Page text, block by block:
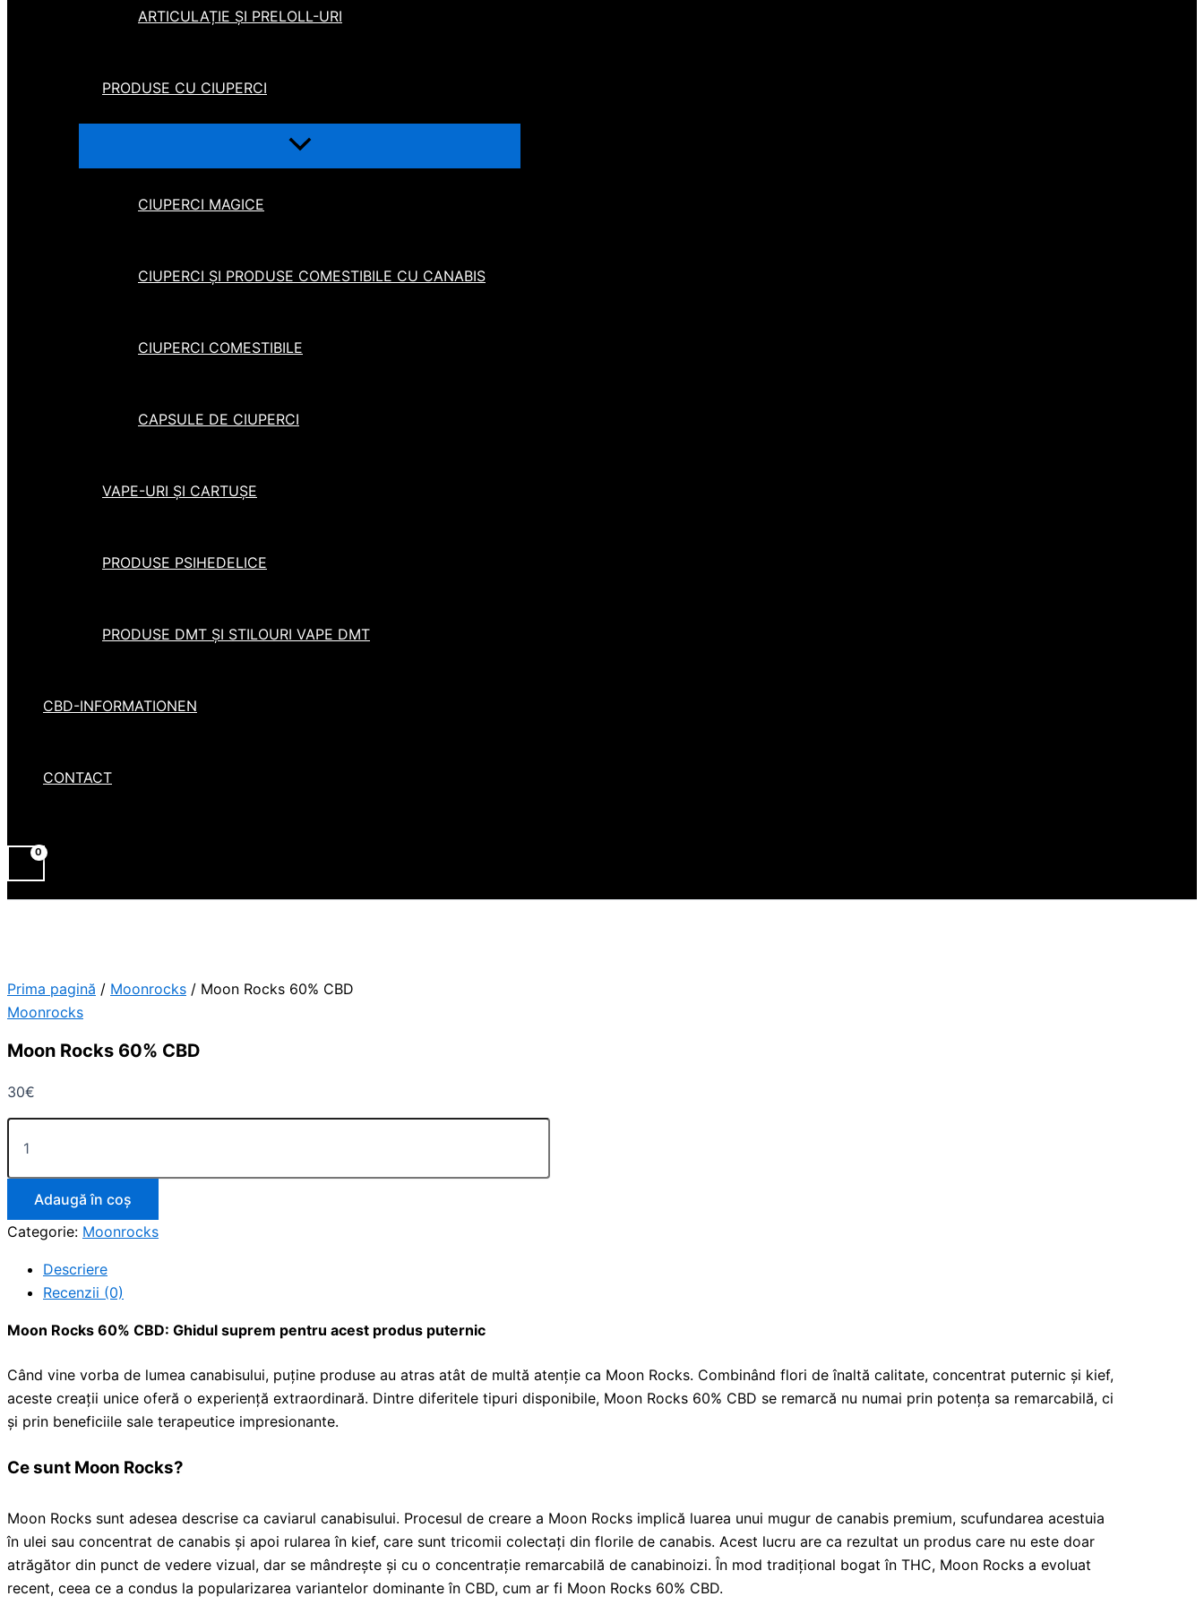
ARTICULAȚIE ȘI PRELOLL-URI
PRODUSE CU CIUPERCI
CIUPERCI MAGICE
CIUPERCI ȘI PRODUSE COMESTIBILE CU CANABIS
CIUPERCI COMESTIBILE
CAPSULE DE CIUPERCI
VAPE-URI ȘI CARTUȘE
PRODUSE PSIHEDELICE
PRODUSE DMT ȘI STILOURI VAPE DMT
CBD-INFORMATIONEN
CONTACT
Prima pagină / Moonrocks / Moon Rocks 60% CBD
Moonrocks
Moon Rocks 60% CBD
30€
Adaugă în coș
Categorie: Moonrocks
Descriere
Recenzii (0)
Moon Rocks 60% CBD: Ghidul suprem pentru acest produs puternic
Când vine vorba de lumea canabisului, puține produse au atras atât de multă atenție ca Moon Rocks. Combinând flori de înaltă calitate, concentrat puternic și kief,
aceste creații unice oferă o experiență extraordinară. Dintre diferitele tipuri disponibile, Moon Rocks 60% CBD se remarcă nu numai prin potența sa remarcabilă, ci
și prin beneficiile sale terapeutice impresionante.
Ce sunt Moon Rocks?
Moon Rocks sunt adesea descrise ca caviarul canabisului. Procesul de creare a Moon Rocks implică luarea unui mugur de canabis premium, scufundarea acestuia
în ulei sau concentrat de canabis și apoi rularea în kief, care sunt tricomii colectați din florile de canabis. Acest lucru are ca rezultat un produs care nu este doar
atrăgător din punct de vedere vizual, dar se mândrește și cu o concentrație remarcabilă de canabinoizi. În mod tradițional bogat în THC, Moon Rocks a evoluat
recent, ceea ce a condus la popularizarea variantelor dominante în CBD, cum ar fi Moon Rocks 60% CBD.